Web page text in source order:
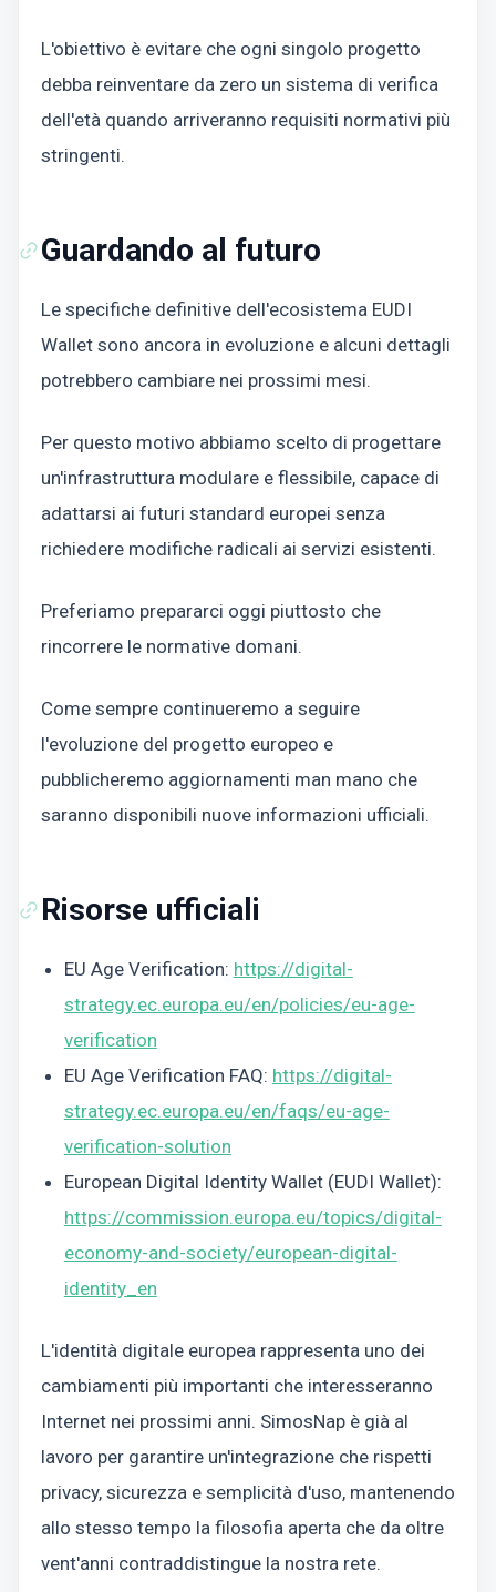
L'obiettivo è evitare che ogni singolo progetto
debba reinventare da zero un sistema di verifica
dell'età quando arriveranno requisiti normativi più
stringenti.
Guardando al futuro
Le specifiche definitive dell'ecosistema EUDI
Wallet sono ancora in evoluzione e alcuni dettagli
potrebbero cambiare nei prossimi mesi.
Per questo motivo abbiamo scelto di progettare
un'infrastruttura modulare e flessibile, capace di
adattarsi ai futuri standard europei senza
richiedere modifiche radicali ai servizi esistenti.
Preferiamo prepararci oggi piuttosto che
rincorrere le normative domani.
Come sempre continueremo a seguire
l'evoluzione del progetto europeo e
pubblicheremo aggiornamenti man mano che
saranno disponibili nuove informazioni ufficiali.
Risorse ufficiali
EU Age Verification: https://digital-
strategy.ec.europa.eu/en/policies/eu-age-
verification
EU Age Verification FAQ: https://digital-
strategy.ec.europa.eu/en/faqs/eu-age-
verification-solution
European Digital Identity Wallet (EUDI Wallet):
https://commission.europa.eu/topics/digital-
economy-and-society/european-digital-
identity_en
L'identità digitale europea rappresenta uno dei
cambiamenti più importanti che interesseranno
Internet nei prossimi anni. SimosNap è già al
lavoro per garantire un'integrazione che rispetti
privacy, sicurezza e semplicità d'uso, mantenendo
allo stesso tempo la filosofia aperta che da oltre
vent'anni contraddistingue la nostra rete.